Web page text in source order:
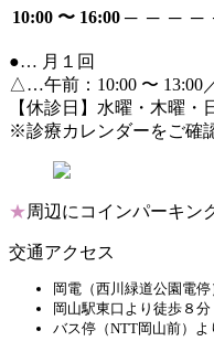
10:00 〜 16:00 ─ ─ ─ ─
●… 月１回
△…午前：10:00 〜 13:00
【休診日】水曜・木曜・
※診療カレンダーをご確
★周辺にコインパーキン
交通アクセス
岡電（西川緑道公園電
岡山駅東口より徒歩８分
バス停（NTT岡山前）よ